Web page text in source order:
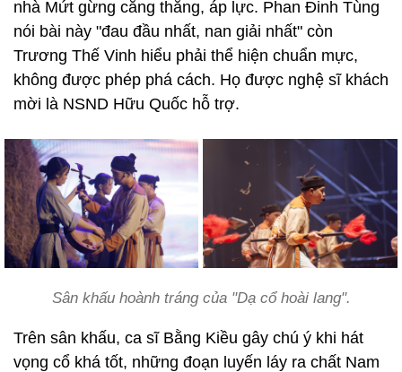
nhà Mứt gừng căng thẳng, áp lực. Phan Đinh Tùng
nói bài này "đau đầu nhất, nan giải nhất" còn
Trương Thế Vinh hiểu phải thể hiện chuẩn mực,
không được phép phá cách. Họ được nghệ sĩ khách
mời là NSND Hữu Quốc hỗ trợ.
Sân khấu hoành tráng của "Dạ cổ hoài lang".
Trên sân khấu, ca sĩ Bằng Kiều gây chú ý khi hát
vọng cổ khá tốt, những đoạn luyến láy ra chất Nam